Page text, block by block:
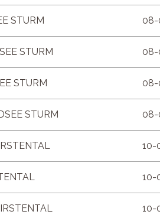
STURM 08-
STURM 08-
STURM 08-
STURM 08-
10-
10-
10-